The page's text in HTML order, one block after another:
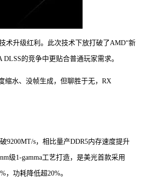
术升级红利。此次技术下放打破了AMD“新
的竞争中更贴合普通玩家需求。
缩水、没帧生成，但聊胜于无，RX
9200MT/s，相比量产DDR5内存速度提升
级1-gamma工艺打造，是美光首款采用
，功耗降低超20%。